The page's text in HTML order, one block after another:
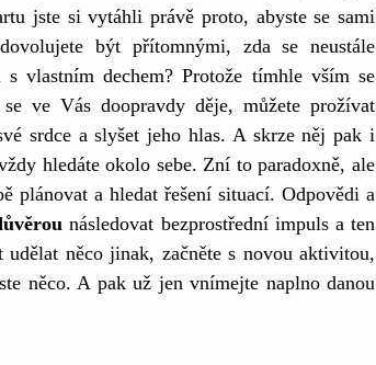
jste si vytáhli právě proto, abyste se sami
být přítomnými, zda se neustále
vlastním dechem? Protože tímhle vším se
ve Vás doopravdy děje, můžete prožívat
srdce a slyšet jeho hlas. A skrze něj pak i
hledáte okolo sebe. Zní to paradoxně, ale
plánovat a hledat řešení situací. Odpovědi a
následovat bezprostřední impuls a ten
něco jinak, začněte s novou aktivitou,
něco. A pak už jen vnímejte naplno danou